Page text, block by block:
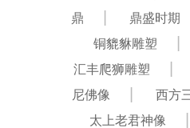
鼎
鼎盛时期
铜貔貅雕塑
汇丰爬狮雕塑
尼佛像
西方
太上老君神像